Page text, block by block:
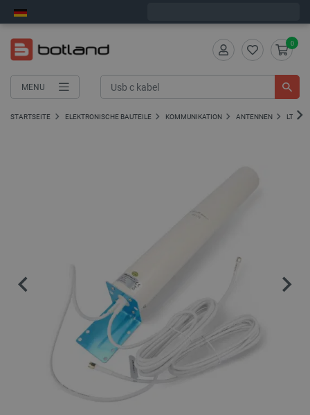
MENU
0
STARTSEITE ELEKTRONISCHE BAUTEILE KOMMUNIKATION ANTENNEN LTE-